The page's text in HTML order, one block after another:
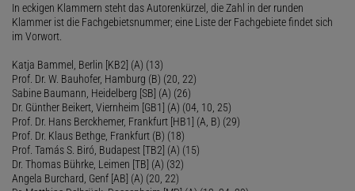
In eckigen Klammern steht das Autorenkürzel, die Zahl in der runden
Klammer ist die Fachgebietsnummer; eine Liste der Fachgebiete findet sich
im Vorwort.
Katja Bammel, Berlin [KB2] (A) (13)
Prof. Dr. W. Bauhofer, Hamburg (B) (20, 22)
Sabine Baumann, Heidelberg [SB] (A) (26)
Dr. Günther Beikert, Viernheim [GB1] (A) (04, 10, 25)
Prof. Dr. Hans Berckhemer, Frankfurt [HB1] (A, B) (29)
Prof. Dr. Klaus Bethge, Frankfurt (B) (18)
Prof. Tamás S. Biró, Budapest [TB2] (A) (15)
Dr. Thomas Bührke, Leimen [TB] (A) (32)
Angela Burchard, Genf [AB] (A) (20, 22)